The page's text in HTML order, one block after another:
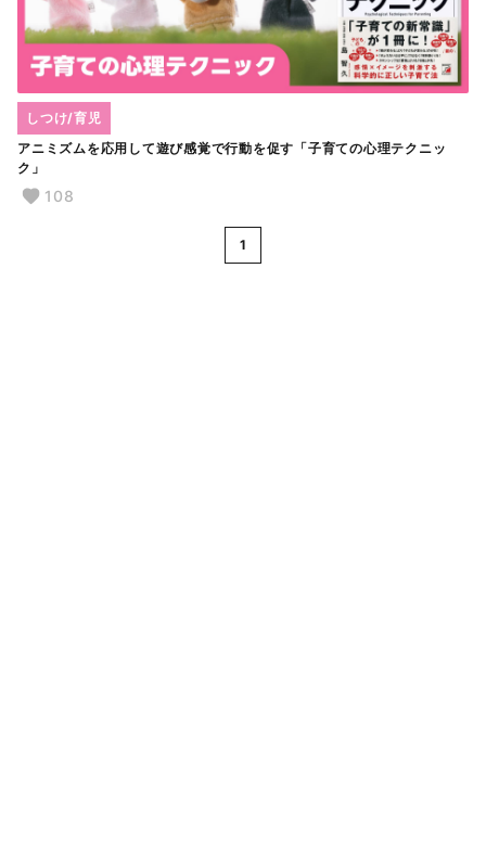
アニミズムを応用して遊び感覚で行動を促す「子育ての心理テクニッ
ク」
しつけ/育児
108
1